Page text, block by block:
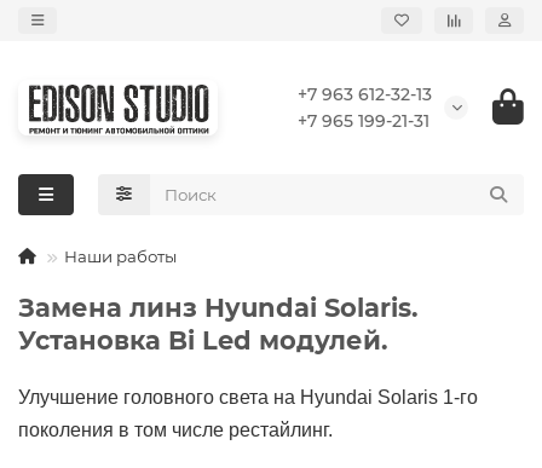
+7 963 612-32-13
+7 965 199-21-31
Наши работы
Замена линз Hyundai Solaris.
Установка Bi Led модулей.
Улучшение головного света на Hyundai Solaris 1-го
поколения в том числе рестайлинг.